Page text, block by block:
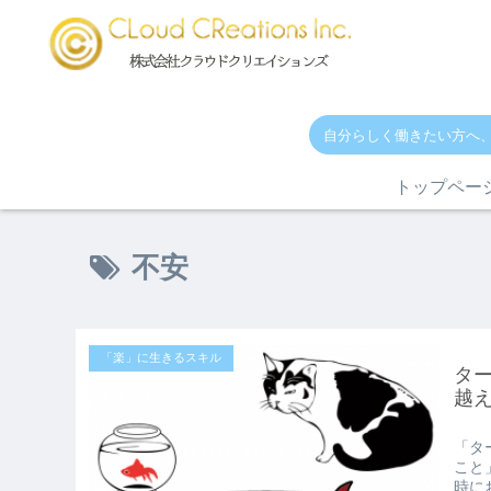
自分らしく働きたい方へ
トップペー
不安
「楽」に生きるスキル
タ
越
「
こと
時に